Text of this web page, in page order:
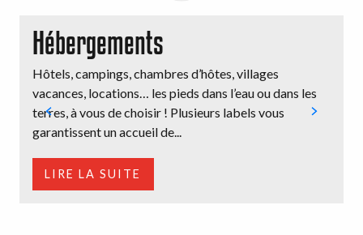
Hébergements
Hôtels, campings, chambres d’hôtes, villages
vacances, locations… les pieds dans l’eau ou dans les
terres, à vous de choisir ! Plusieurs labels vous
garantissent un accueil de...
LIRE LA SUITE